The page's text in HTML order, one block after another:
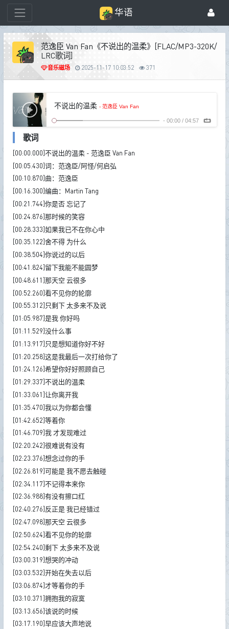
华语
范逸臣 Van Fan《不说出的温柔》[FLAC/MP3-320K/
LRC歌词]
音乐磁场 2025-11-17 10:03:52 371
不说出的温柔 - 范逸臣 Van Fan
- 00:00/ 04:57
歌词
[00:00.000]不说出的温柔 - 范逸臣 Van Fan
[00:05.430]词：范逸臣/阿怪/何启弘
[00:10.870]曲：范逸臣
[00:16.300]编曲：Martin Tang
[00:21.744]你是否 忘记了
[00:24.876]那时候的笑容
[00:28.333]如果我已不在你心中
[00:35.122]舍不得 为什么
[00:38.504]你说过的以后
[00:41.824]留下我能不能圆梦
[00:48.611]那天空 云很多
[00:52.260]看不见你的轮廓
[00:55.312]只剩下 太多来不及说
[01:05.987]是我 你好吗
[01:11.529]没什么事
[01:13.917]只是想知道你好不好
[01:20.258]这是我最后一次打给你了
[01:24.126]希望你好好照顾自己
[01:29.337]不说出的温柔
[01:33.061]让你离开我
[01:35.470]我以为你都会懂
[01:42.652]等着你
[01:46.709]我 才发现难过
[02:20.242]很难说有没有
[02:23.376]想念过你的手
[02:26.819]可能是 我不愿去触碰
[02:34.117]不记得本来你
[02:36.988]有没有擦口红
[02:40.276]反正是 我已经错过
[02:47.098]那天空 云很多
[02:50.624]看不见你的轮廓
[02:54.240]剩下 太多来不及说
[03:00.319]想哭的冲动
[03:03.532]开始在失去以后
[03:06.874]才等着你的手
[03:10.371]拥抱我的寂寞
[03:13.656]该说的时候
[03:17.190]早应该大声地说